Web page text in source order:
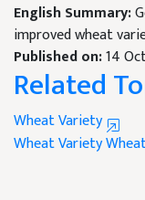
English Summary:
improved wheat
Published on:14
Related
Wheat Variety
Wheat Variety